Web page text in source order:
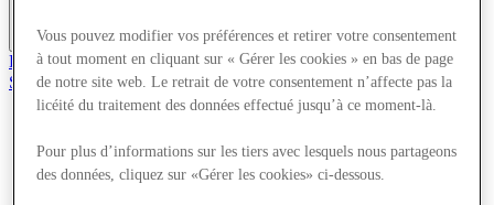
Plus
Rejoignez le club
Sauvé
fr
Offres
Planifiez votre visite
Vous pouvez modifier vos préférences et retirer votre consentement
à tout moment en cliquant sur « Gérer les cookies » en bas de page
de notre site web. Le retrait de votre consentement n’affecte pas la
licéité du traitement des données effectué jusqu’à ce moment-là.
Pour plus d’informations sur les tiers avec lesquels nous partageons
des données, cliquez sur «Gérer les cookies» ci-dessous.